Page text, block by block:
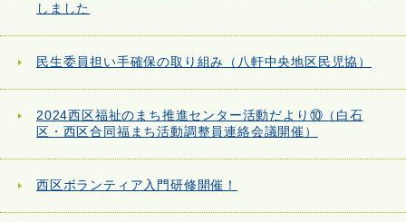
しました
民生委員担い手確保の取り組み（八軒中央地区民児協）
2024西区福祉のまち推進センター活動だより⑩（白石
区・西区合同福まち活動調整員連絡会議開催）
西区ボランティア入門研修開催！